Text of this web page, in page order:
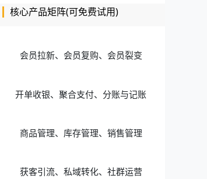
核心产品矩阵(可免费试用)
会员拉新、会员复购、会员裂变
开单收银、聚合支付、分账与记账
商品管理、库存管理、销售管理
获客引流、私域转化、社群运营